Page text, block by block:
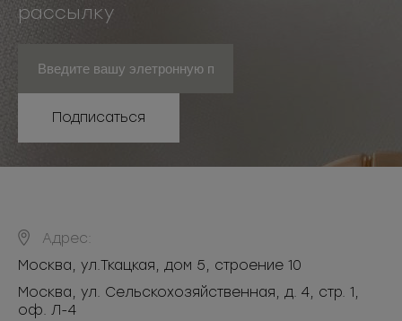
рассылку
Подписаться
Адрес:
Москва, ул.Ткацкая, дом 5, строение 10
Москва, ул. Сельскохозяйственная, д. 4, стр. 1,
оф. Л-4